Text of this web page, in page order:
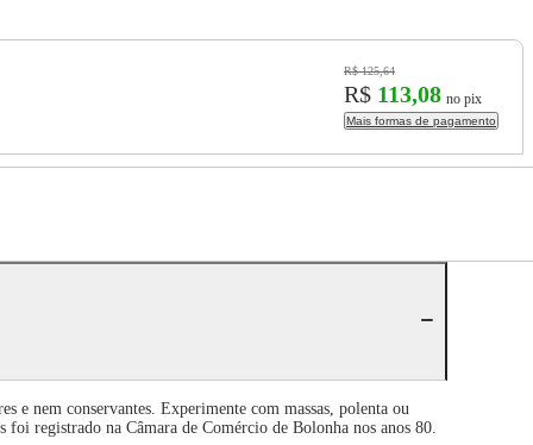
R$ 125,64
R$ 113,08 no pix
Mais formas de pagamento
e nem conservantes. Experimente com massas, polenta ou
foi registrado na Câmara de Comércio de Bolonha nos anos 80.